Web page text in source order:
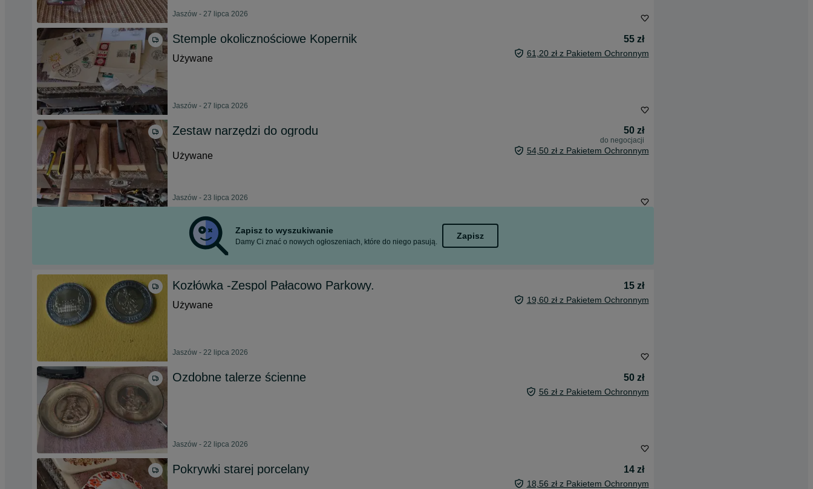
Jaszów - 27 lipca 2026
Stemple okolicznościowe Kopernik
55 zł
Używane
61,20 zł z Pakietem Ochronnym
Jaszów - 27 lipca 2026
Zestaw narzędzi do ogrodu 50 zł
do negocjacji
Używane 54,50 zł z Pakietem Ochronnym
Jaszów - 23 lipca 2026
Zapisz to wyszukiwanie
Damy Ci znać o nowych ogłoszeniach, które do niego pasują.
Zapisz
Kozłówka -Zespol Pałacowo Parkowy.
15 zł
Używane
19,60 zł z Pakietem Ochronnym
Jaszów - 22 lipca 2026
Ozdobne talerze ścienne 50 zł
56 zł z Pakietem Ochronnym
Jaszów - 22 lipca 2026
Pokrywki starej porcelany 14 zł
18,56 zł z Pakietem Ochronnym